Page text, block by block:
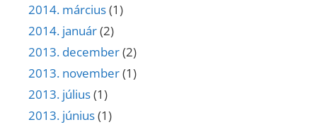
2014. március(1)
2014. január(2)
2013. december(2)
2013. november(1)
2013. július(1)
2013. június(1)